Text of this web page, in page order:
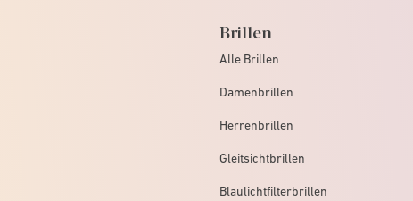
Brillen
Alle Brillen
Damenbrillen
Herrenbrillen
Gleitsichtbrillen
Blaulichtfilterbrillen